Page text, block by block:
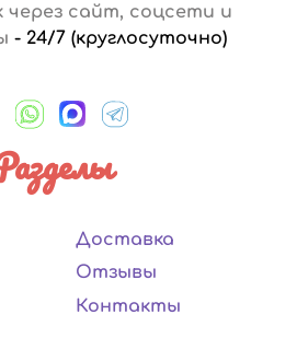
через сайт, соцсети и
- 24/7 (круглосуточно)
Доставка
Отзывы
Контакты